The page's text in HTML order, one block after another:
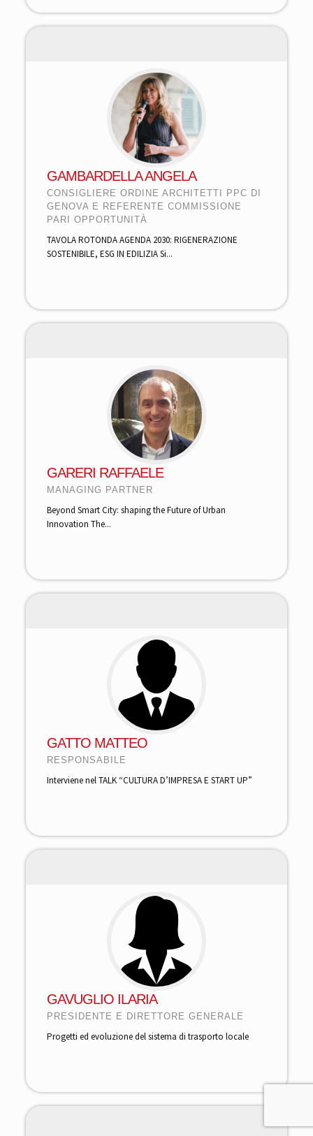
GAMBARDELLA ANGELA
CONSIGLIERE ORDINE ARCHITETTI PPC DI
GENOVA E REFERENTE COMMISSIONE
PARI OPPORTUNITÀ
TAVOLA ROTONDA AGENDA 2030: RIGENERAZIONE
SOSTENIBILE, ESG IN EDILIZIA Si...
GARERI RAFFAELE
MANAGING PARTNER
Beyond Smart City: shaping the Future of Urban
Innovation The...
GATTO MATTEO
RESPONSABILE
Interviene nel TALK “CULTURA D’IMPRESA E START UP”
GAVUGLIO ILARIA
PRESIDENTE E DIRETTORE GENERALE
Progetti ed evoluzione del sistema di trasporto locale